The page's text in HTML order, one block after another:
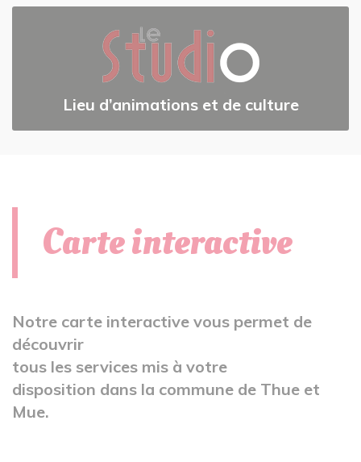
Lieu d’animations et de culture
Carte interactive
Notre carte interactive vous permet de
découvrir
tous les services mis à votre
disposition dans la commune de Thue et
Mue.